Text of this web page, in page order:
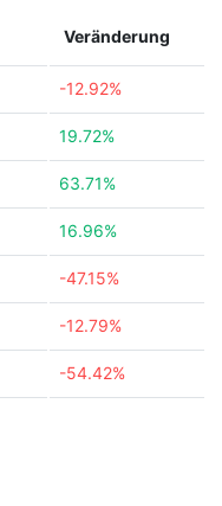
Veränderung
-12.92%
19.72%
63.71%
16.96%
-47.15%
-12.79%
-54.42%